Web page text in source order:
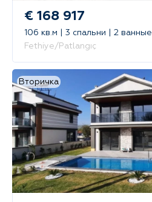
€ 168 917
106 кв.м | 3 спальни | 2 ванные
Fethiye/Patlangıç
Вторичка